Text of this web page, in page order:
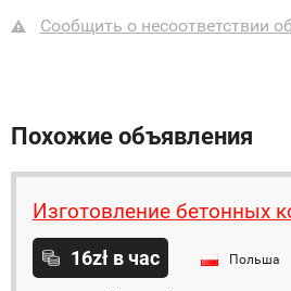
Сообщить о несоответствии
Похожие объявления
Изготовление бетонных
16zł в час Польша